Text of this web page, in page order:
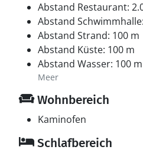
Abstand Restaurant:
Abstand
Abstand Strand: 100 m
Abstand Küste: 100 m
Abstand Wasser: 100 m
Meer
Wohnbereich
Kaminofen
Schlafbereich